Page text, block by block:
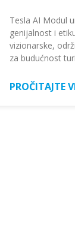
Tesla AI Modul
genijalnost i
vizionarske,
za budućnost
PROČITAJTE